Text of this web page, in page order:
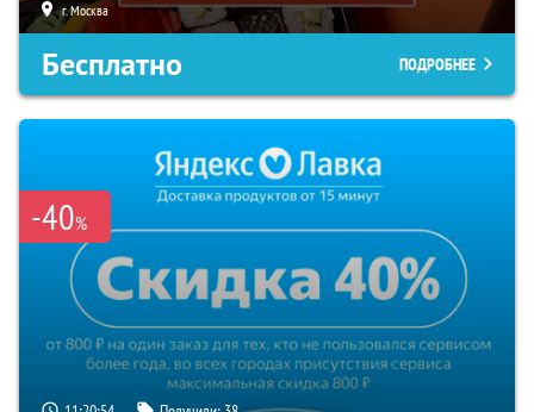
г. Москва
Бесплатно ПОДРОБНЕЕ
-40%